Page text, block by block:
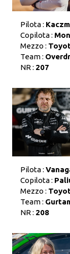
Pilota :
Copilota :
Mezzo :
Team :
NR : 207
Pilota :
Copilota :
Mezzo :
Team :
NR : 208